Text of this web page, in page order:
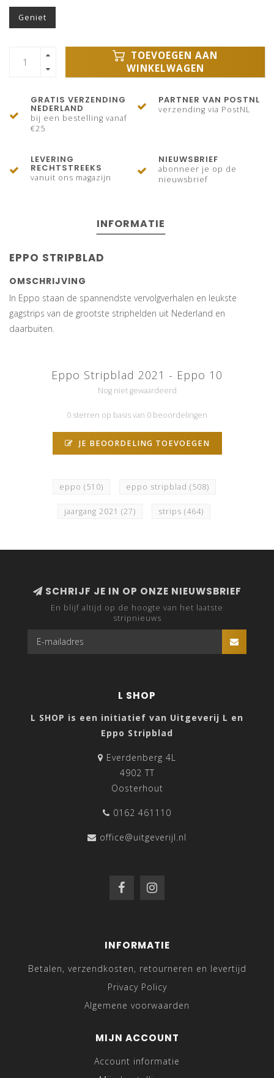
Geniet
TOEVOEGEN AAN
WINKELWAGEN
GRATIS VERZENDING
NEDERLAND
bij een bestelling vanaf
€25
PARTNER VAN POSTNL
verzending via PostNL
LEVERING
RECHTSTREEKS
vanuit ons magazijn
NIEUWSBRIEF
abonneer je op de
nieuwsbrief
INFORMATIE
EPPO STRIPBLAD
OMSCHRIJVING
In Eppo staan de spannendste vervolgverhalen en leukste
gagstrips van de grootste striphelden uit Nederland en
daarbuiten.
Eppo Stripblad 2021 - Eppo 10
Nog niet gewaardeerd
0 sterren op basis van 0 beoordelingen
JE BEOORDELING TOEVOEGEN
eppo (510) eppo stripblad (508)
jaargang 2021 (27) strips (464)
SCHRIJF JE IN OP ONZE NIEUWSBRIEF
En blijf altijd op de hoogte van het laatste
stripnieuws
L SHOP
L SHOP is een initiatief van Uitgeverij L en
Eppo Stripblad
Everdenberg 4L
4902 TT
Oosterhout
0162 461110
office@uitgeverijl.nl
INFORMATIE
Betalen, verzendkosten, retourneren en levertijd
Privacy Policy
Algemene voorwaarden
MIJN ACCOUNT
Account informatie